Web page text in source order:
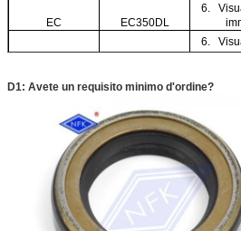
EC EC350DL
6.
EC EC80D
6.
EC EC200D
EC EC55D
EC EC140DL
6.
EC EC950DEL
6.
EC EC170DL
6.
D1: Avete un requisito minimo d'ordine?